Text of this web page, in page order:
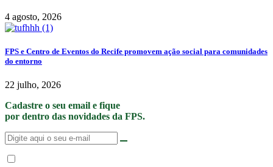
4 agosto, 2026
FPS e Centro de Eventos do Recife promovem ação social para comunidades
do entorno
22 julho, 2026
Cadastre o seu email e fique
por dentro das novidades da FPS.